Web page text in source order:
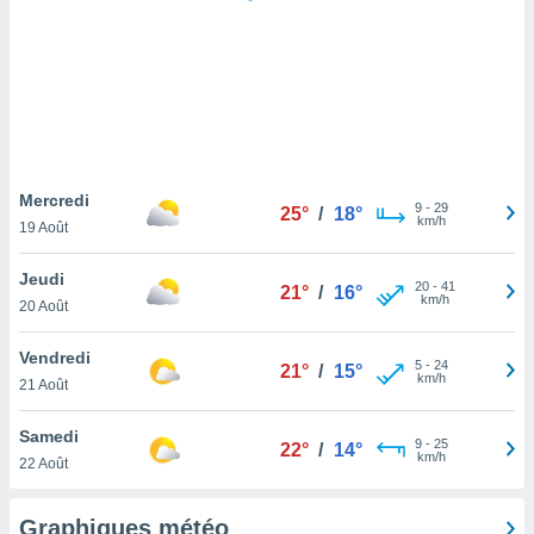
notre
que
et que
Mercredi
19 Août
25° / 18° 9- 29
km/h
Jeudi
20 Août
21° / 16° 20- 41
km/h
Vendredi
21 Août
21° / 15° 5- 24
km/h
Samedi
22 Août
22° / 14° 9- 25
km/h
Graphiques météo